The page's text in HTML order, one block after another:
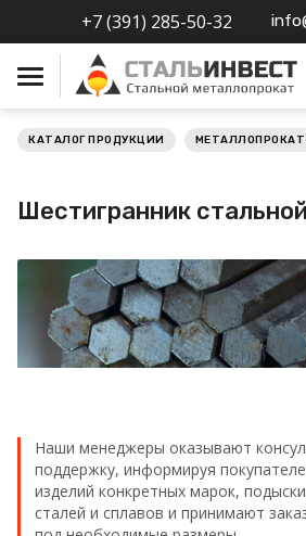
+7 (391) 285-50-32
Металлопрокат
Металлопрокат цветной
Металлопрокат
Проволока
КАТАЛОГ ПРОДУКЦИИ МЕТАЛЛОПРОКАТ
Шестигранник стальной
Наши менеджеры оказывают
поддержку, информируя
изделий конкретных марок,
сталей и сплавов и принимают